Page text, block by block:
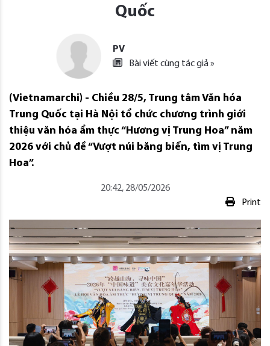
Quốc
PV
Bài viết cùng tác giả »
(Vietnamarchi) - Chiều 28/5, Trung tâm Văn hóa
Trung Quốc tại Hà Nội tổ chức chương trình giới
thiệu văn hóa ẩm thực “Hương vị Trung Hoa” năm
2026 với chủ đề “Vượt núi băng biển, tìm vị Trung
Hoa”.
20:42, 28/05/2026
Print